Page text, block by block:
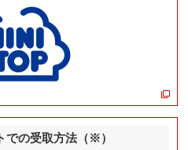
での受取方法（※）